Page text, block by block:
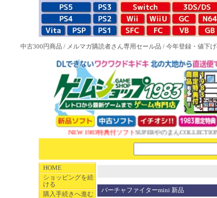
中古300円商品 / メルマガ購読者さん専用セール品 / 今年登録・値下
NEW 1983特典付ソフトSUPERやのまんCOLLECTION 学
HOME
ショッピングを続
ける
購入手続きへ進む
バーチャファイターmini 新品